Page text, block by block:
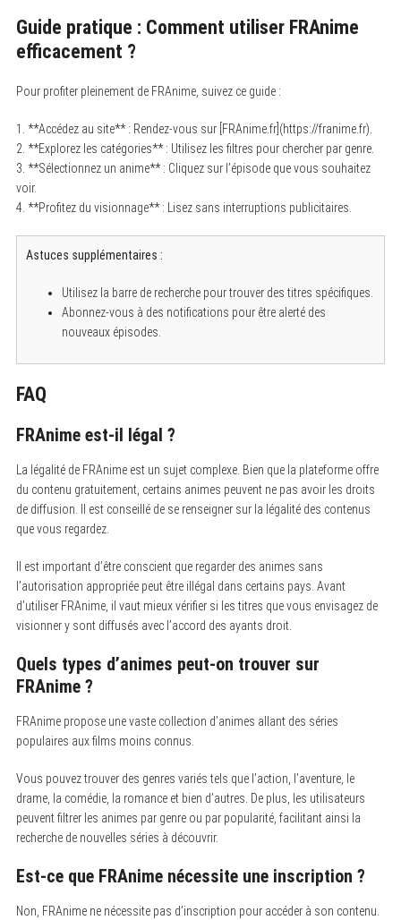
Guide pratique : Comment utiliser FRAnime
efficacement ?
Pour profiter pleinement de FRAnime, suivez ce guide :
1. **Accédez au site** : Rendez-vous sur [FRAnime.fr](https://franime.fr).
2. **Explorez les catégories** : Utilisez les filtres pour chercher par genre.
3. **Sélectionnez un anime** : Cliquez sur l’épisode que vous souhaitez
voir.
4. **Profitez du visionnage** : Lisez sans interruptions publicitaires.
Astuces supplémentaires :
Utilisez la barre de recherche pour trouver des titres spécifiques.
Abonnez-vous à des notifications pour être alerté des
nouveaux épisodes.
FAQ
FRAnime est-il légal ?
La légalité de FRAnime est un sujet complexe. Bien que la plateforme offre
du contenu gratuitement, certains animes peuvent ne pas avoir les droits
de diffusion. Il est conseillé de se renseigner sur la légalité des contenus
que vous regardez.
Il est important d’être conscient que regarder des animes sans
l’autorisation appropriée peut être illégal dans certains pays. Avant
d’utiliser FRAnime, il vaut mieux vérifier si les titres que vous envisagez de
visionner y sont diffusés avec l’accord des ayants droit.
Quels types d’animes peut-on trouver sur
FRAnime ?
FRAnime propose une vaste collection d’animes allant des séries
populaires aux films moins connus.
Vous pouvez trouver des genres variés tels que l’action, l’aventure, le
drame, la comédie, la romance et bien d’autres. De plus, les utilisateurs
peuvent filtrer les animes par genre ou par popularité, facilitant ainsi la
recherche de nouvelles séries à découvrir.
Est-ce que FRAnime nécessite une inscription ?
Non, FRAnime ne nécessite pas d’inscription pour accéder à son contenu.